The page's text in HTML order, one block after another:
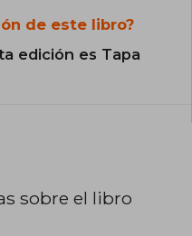
de este libro?
edición es Tapa
sobre el libro